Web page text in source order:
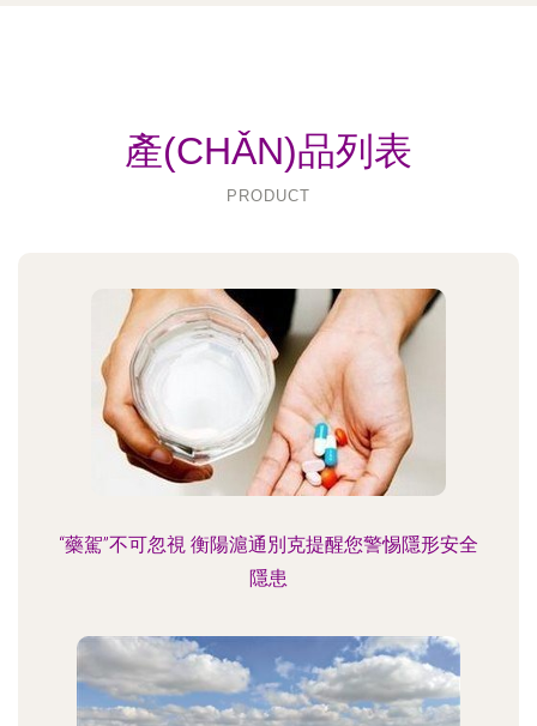
產(CHǍN)品列表
PRODUCT
“藥駕”不可忽視 衡陽滬通別克提醒您警惕隱形安全
隱患